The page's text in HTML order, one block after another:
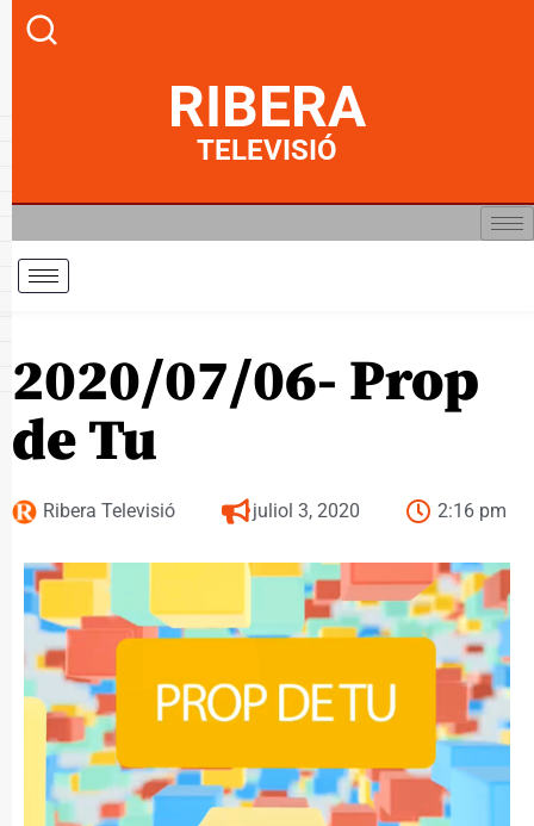
RIBERA
TELEVISIÓ
2020/07/06- Prop
de Tu
Ribera Televisió juliol 3, 2020 2:16 pm